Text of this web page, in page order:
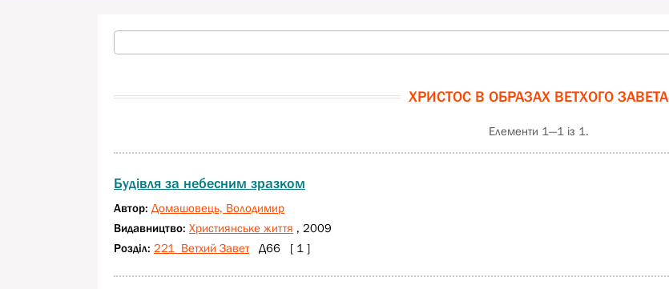
ХРИСТОС В ОБРАЗАХ ВЕТХОГО ЗАВЕТА
Елементи 1—1 із 1.
Будівля за небесним зразком
Автор: Домашовець, Володимир
Видавництво: Християнське життя , 2009
Розділ: 221 Ветхий ЗаветД66 [ 1 ]